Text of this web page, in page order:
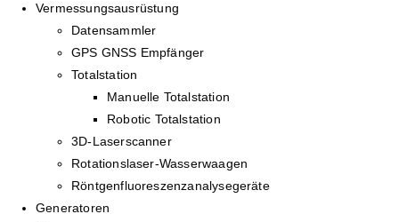
Vermessungsausrüstung
Datensammler
GPS GNSS Empfänger
Totalstation
Manuelle Totalstation
Robotic Totalstation
3D-Laserscanner
Rotationslaser-Wasserwaagen
Röntgenfluoreszenzanalysegeräte
Generatoren